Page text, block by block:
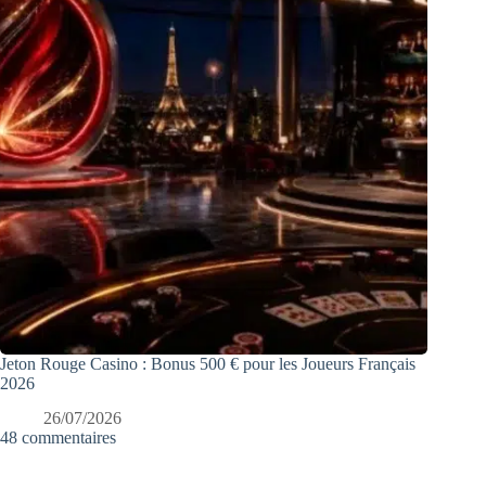
Jeton Rouge Casino : Bonus 500 € pour les Joueurs Français
2026
26/07/2026
48 commentaires